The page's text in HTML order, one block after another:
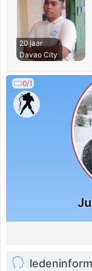
20 jaar
Davao City
0/1